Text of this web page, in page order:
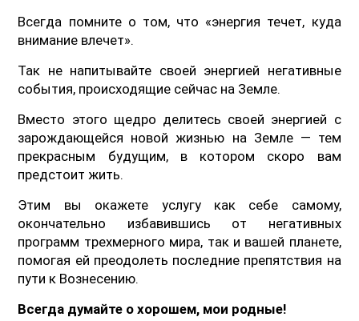
Всегда помните о том, что «энергия течет, куда
внимание влечет».
Так не напитывайте своей энергией негативные
события, происходящие сейчас на Земле.
Вместо этого щедро делитесь своей энергией с
зарождающейся новой жизнью на Земле — тем
прекрасным будущим, в котором скоро вам
предстоит жить.
Этим вы окажете услугу как себе самому,
окончательно избавившись от негативных
программ трехмерного мира, так и вашей планете,
помогая ей преодолеть последние препятствия на
пути к Вознесению.
Всегда думайте о хорошем, мои родные!